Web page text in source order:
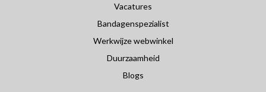
Vacatures
Bandagenspezialist
Werkwijze webwinkel
Duurzaamheid
Blogs